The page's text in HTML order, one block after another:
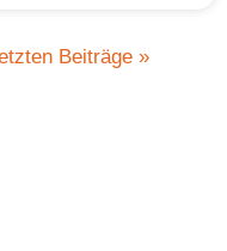
Beiträge »